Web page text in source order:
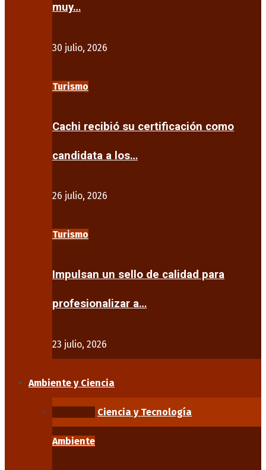
muy…
30 julio, 2026
Turismo
Cachi recibió su certificación como
candidata a los…
26 julio, 2026
Turismo
Impulsan un sello de calidad para
profesionalizar a…
23 julio, 2026
Ambiente y Ciencia
Ciencia y Tecnología
Ambiente